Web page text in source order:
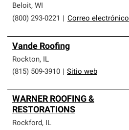
Beloit, WI
(800) 293-0221
Correo electrónico
Vande Roofing
Rockton, IL
(815) 509-3910
Sitio web
WARNER ROOFING &
RESTORATIONS
Rockford, IL